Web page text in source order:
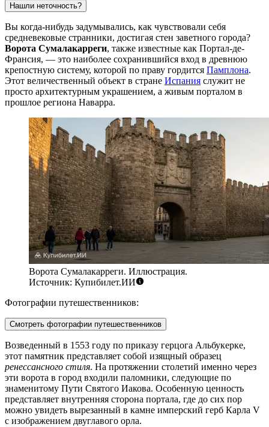
Нашли неточность?
Вы когда-нибудь задумывались, как чувствовали себя
средневековые странники, достигая стен заветного города?
Ворота Сумалакарреги, также известные как Портал-де-
Франсия, — это наиболее сохранившийся вход в древнюю
крепостную систему, которой по праву гордится Памплона.
Этот величественный объект в стране Испания служит не
просто архитектурным украшением, а живым порталом в
прошлое региона Наварра.
Ворота Сумалакарреги. Иллюстрация.
Источник: Купибилет.ИИ
Фотографии путешественников:
Смотреть фотографии путешественников
Возведенный в 1553 году по приказу герцога Альбукерке,
этот памятник представляет собой изящный образец
ренессансного стиля. На протяжении столетий именно через
эти ворота в город входили паломники, следующие по
знаменитому Пути Святого Иакова. Особенную ценность
представляет внутренняя сторона портала, где до сих пор
можно увидеть вырезанный в камне имперский герб Карла V
с изображением двуглавого орла.